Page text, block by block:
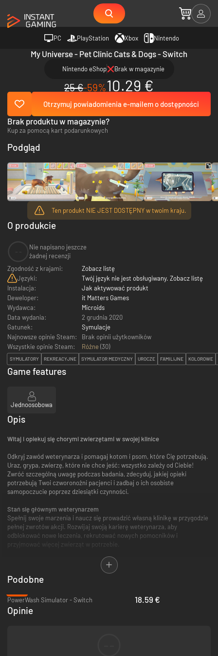
PC PlayStation Xbox Nintendo
My Universe - Pet Clinic Cats & Dogs - Switch
Nintendo eShop Brak w magazynie
25 €-59%10.29 €
Otrzymuj powiadomienia e-mailem o dostępności
Ten produkt NIE JEST DOSTĘPNY w twoim kraju.
Brak produktu w magazynie?
Kup za pomocą kart podarunkowych
O produkcie
Nie napisano jeszcze
żadnej recenzji
Zgodność z krajami:
Zobacz listę
Języki:
Twój język nie jest obsługiwany. Zobacz listę
Instalacja:
Jak aktywować produkt
Deweloper:
it Matters Games
Wydawca:
Microids
Data wydania:
2 grudnia 2020
Gatunek:
Symulacje
Najnowsze opinie Steam:
Brak opinii użytkowników
Wszystkie opinie Steam:
Różne (30)
SYMULATORY REKREACYJNE SYMULATOR MEDYCZNY UROCZE FAMILIJNE KOLOROWE
Podgląd
Game features
Jednoosobowa
Opis
Witaj i opiekuj się chorymi zwierzętami w swojej klinice
Odkryj zawód weterynarza i pomagaj kotom i psom, które Cię potrzebują.
Uraz, grypa, zwierzę, które nie chce jeść: wszystko zależy od Ciebie!
Zwróć szczególną uwagę podczas badania, zdecyduj, jakiej opieki
potrzebują Twoi czworonożni pacjenci i zadbaj o ich osobiste
samopoczucie poprzez dziesiątki czynności.
Stań się głównym weterynarzem
Spełnij swoje marzenia i naucz się prowadzić własną klinikę w przygodzie
pełnej zwrotów akcji. Rozwijaj swoją karierę weterynarza, aby
odblokować nowe leczenia, rekrutować nowych pomocników i
przyjmować więcej zwierząt w potrzebie.
Wybierz wygląd swojej postaci i udekoruj różne pomieszczenia kliniki, aby
dać swoim psim i kocim pacjentom odrobiny czułości i pieszczoty, aby
pomóc im poczuć się lepiej!
Podobne
PowerWash Simulator - Switch
18.59 €
Opinie